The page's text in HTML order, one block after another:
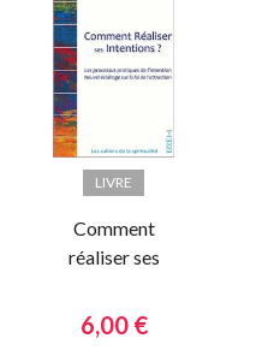
LIVRE
Comment
réaliser ses
6,00 €